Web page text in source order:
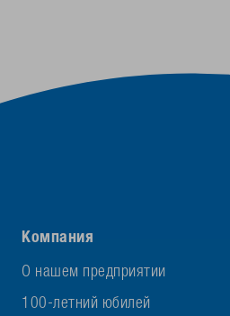
Компания
О нашем предприятии
100-летний юбилей